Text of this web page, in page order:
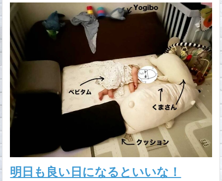
明日も良い日になるといいな！